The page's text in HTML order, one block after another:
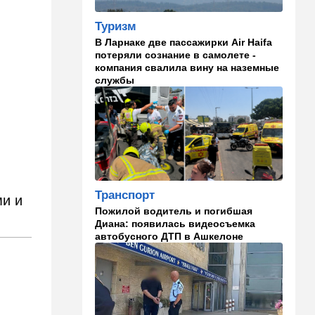
и
Голоса параллельных
миров: Арагчи в очередной
раз обвинил США во лжи
13:57 Мнения
Трудно представить, чтобы
“шимпанзе оставались у
власти”
13:48 Здоровье
"Очень больно на это
смотреть": тяжелые новости
о Джо Байдене
13:33 В мире
Отпуск, обернувшийся
трагедией: в Мексике утонул
внук известного
иерусалимского раввина
13:02 В мире
У Израиля появился новый
Туризм
В Ларнаке две пассажирки Air Haifa
потеряли сознание в самолете -
компания свалила вину на наземные
службы
Транспорт
Пожилой водитель и погибшая
Диана: появилась видеосъемка
автобусного ДТП в Ашкелоне